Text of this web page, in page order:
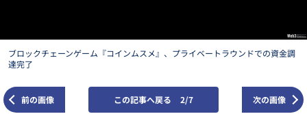
ブロックチェーンゲーム『コインムスメ』、プライベートラウンドでの資金調
達完了
前の画像 次の画像
この記事へ戻る 2/7